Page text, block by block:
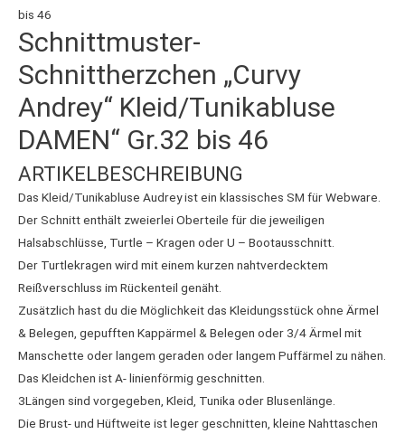
bis 46
Schnittmuster-
Schnittherzchen „Curvy
Andrey“ Kleid/Tunikabluse
DAMEN“ Gr.32 bis 46
ARTIKELBESCHREIBUNG
Das Kleid/Tunikabluse Audrey ist ein klassisches SM für Webware.
Der Schnitt enthält zweierlei Oberteile für die jeweiligen
Halsabschlüsse, Turtle – Kragen oder U – Bootausschnitt.
Der Turtlekragen wird mit einem kurzen nahtverdecktem
Reißverschluss im Rückenteil genäht.
Zusätzlich hast du die Möglichkeit das Kleidungsstück ohne Ärmel
& Belegen, gepufften Kappärmel & Belegen oder 3/4 Ärmel mit
Manschette oder langem geraden oder langem Puffärmel zu nähen.
Das Kleidchen ist A- linienförmig geschnitten.
3Längen sind vorgegeben, Kleid, Tunika oder Blusenlänge.
Die Brust- und Hüftweite ist leger geschnitten, kleine Nahttaschen